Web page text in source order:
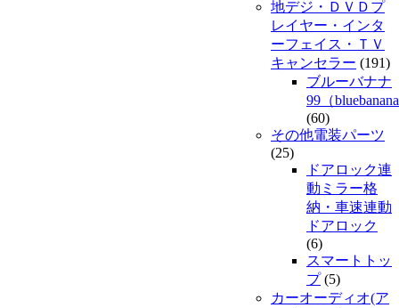
地デジ・ＤＶＤプ
レイヤー・インタ
ーフェイス・ＴＶ
キャンセラー (191)
ブルーバナナ
99（
(60)
その他電装パーツ
(25)
ドアロック連
動ミラー格
納・車速連動
ドアロック
(6)
スマートトッ
プ(5)
カーオーディオ(ア